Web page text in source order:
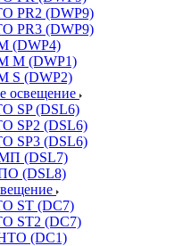
PR2 (DWP9)
PR3 (DWP9)
(DWP4)
M (DWP1)
S (DWP2)
освещение
SP (DSL6)
SP2 (DSL6)
SP3 (DSL6)
(DSL7)
(DSL8)
ST (DC7)
ST2 (DC7)
(DC1)